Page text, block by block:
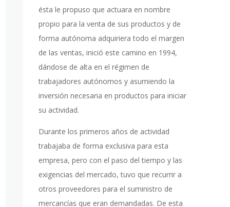
ésta le propuso que actuara en nombre
propio para la venta de sus productos y de
forma autónoma adquiriera todo el margen
de las ventas, inició este camino en 1994,
dándose de alta en el régimen de
trabajadores autónomos y asumiendo la
inversión necesaria en productos para iniciar
su actividad.
Durante los primeros años de actividad
trabajaba de forma exclusiva para esta
empresa, pero con el paso del tiempo y las
exigencias del mercado, tuvo que recurrir a
otros proveedores para el suministro de
mercancías que eran demandadas. De esta